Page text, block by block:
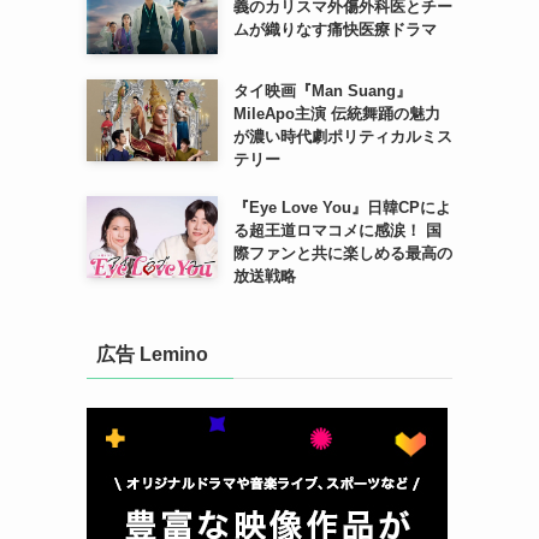
義のカリスマ外傷外科医とチー
ムが織りなす痛快医療ドラマ
タイ映画『Man Suang』
MileApo主演 伝統舞踊の魅力
が濃い時代劇ポリティカルミス
テリー
『Eye Love You』日韓CPによ
る超王道ロマコメに感涙！ 国
際ファンと共に楽しめる最高の
放送戦略
広告 Lemino